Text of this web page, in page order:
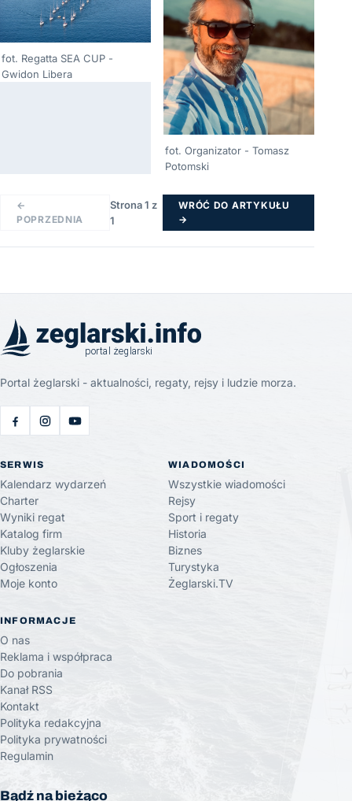
fot. Regatta SEA CUP -
Gwidon Libera
fot. Organizator - Tomasz
Potomski
←
POPRZEDNIA
Strona 1 z
1
WRÓĆ DO ARTYKUŁU
→
Portal żeglarski - aktualności, regaty, rejsy i ludzie morza.
SERWIS
Kalendarz wydarzeń
Charter
Wyniki regat
Katalog firm
Kluby żeglarskie
Ogłoszenia
Moje konto
WIADOMOŚCI
Wszystkie wiadomości
Rejsy
Sport i regaty
Historia
Biznes
Turystyka
Żeglarski.TV
INFORMACJE
O nas
Reklama i współpraca
Do pobrania
Kanał RSS
Kontakt
Polityka redakcyjna
Polityka prywatności
Regulamin
Bądź na bieżąco